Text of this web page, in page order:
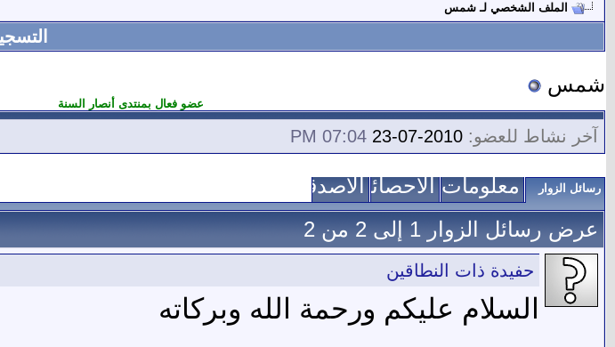
الملف الشخصي لـ شمس
شمس
عضو فعال بمنتدى أنصار السنة
آخر نشاط للعضو: 07:04 PM
رسائل الزوار معلومات عنيالاحصائياتالأصدقاء
عرض رسائل الزوار 1 إلى
2من2
حفيدة ذات النطاقين
السلام عليكم ورحمة الله وبركاته